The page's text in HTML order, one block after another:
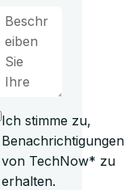
Ich stimme zu,
Benachrichtigungen
von TechNow* zu
erhalten.